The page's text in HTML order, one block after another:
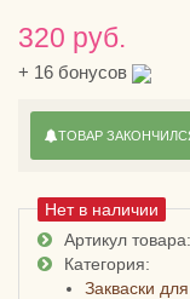
320 руб.
+ 16 бонусов
Нет в наличии
Артикул
Категория:
Закваски
ТОВАР